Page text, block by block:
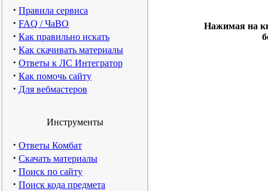
· Правила сервиса
· FAQ / ЧаВО
· Как правильно искать
· Как скачивать материалы
· Ответы к ЛС Интегратор
· Как помочь сайту
· Для вебмастеров
Инструменты
· Ответы Комбат
· Скачать материалы
· Поиск по сайту
· Поиск кода предмета
Нажимая на